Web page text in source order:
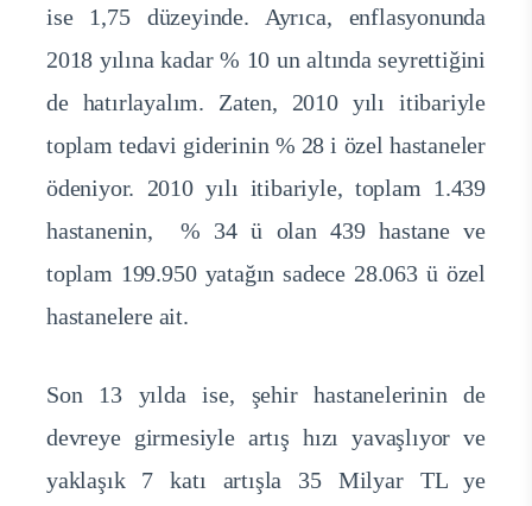
ise 1,75 düzeyinde. Ayrıca, enflasyonunda
2018 yılına kadar % 10 un altında seyrettiğini
de hatırlayalım. Zaten, 2010 yılı itibariyle
toplam tedavi giderinin % 28 i özel hastaneler
ödeniyor. 2010 yılı itibariyle, toplam 1.439
hastanenin, % 34 ü olan 439 hastane ve
toplam 199.950 yatağın sadece 28.063 ü özel
hastanelere ait.
Son 13 yılda ise, şehir hastanelerinin de
devreye girmesiyle artış hızı yavaşlıyor ve
yaklaşık 7 katı artışla 35 Milyar TL ye